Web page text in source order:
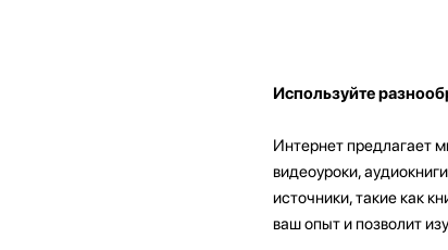
Используйте
Интернет предлагает
видеоуроки,
источники, такие как
ваш опыт и позволит